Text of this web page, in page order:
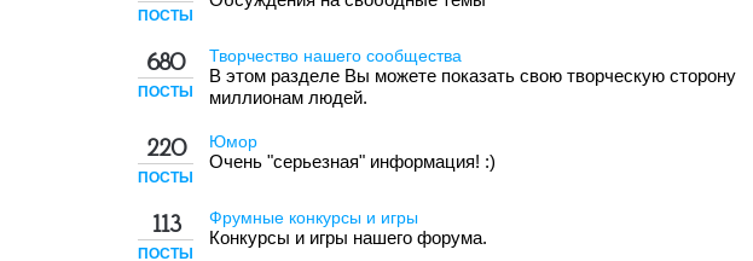
ПОСТЫ
680
ПОСТЫ
Творчество нашего сообщества
В этом разделе Вы можете показать свою творческую сторону
миллионам людей.
220
ПОСТЫ
Юмор
Очень "серьезная" информация! :)
113
ПОСТЫ
Фрумные конкурсы и игры
Конкурсы и игры нашего форума.